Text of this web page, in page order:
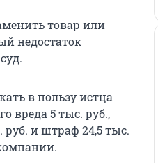
товар или
недостаток
в пользу истца
вреда 5 тыс. руб.,
руб. и штраф 24,5 тыс.